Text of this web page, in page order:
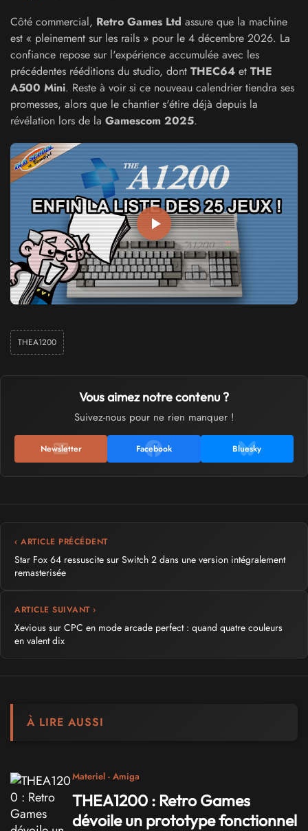
Côté commercial, Retro Games Ltd assure que la machine
est « pleinement sur les rails » pour le 4 décembre 2026. La
confiance repose sur l'expérience accumulée avec les
précédentes rééditions du studio, dont THEC64 et THE
A500 Mini. Reste à voir si ce nouveau calendrier tiendra ses
promesses, alors que le chantier s'étire déjà depuis la
révélation lors de la Gamescom 2025.
THEA1200
Vous aimez notre contenu ?
Suivez-nous pour ne rien manquer !
Newsletter Facebook Bluesky
‹ ARTICLE PRÉCÉDENT
Star Fox 64 ressuscite sur Switch 2 dans une version intégralement
remasterisée
ARTICLE SUIVANT ›
Xevious sur CPC en mode arcade perfect : quand quatre couleurs
en valent dix
À LIRE AUSSI
Materiel - Amiga
THEA1200 : Retro Games
dévoile un prototype fonctionnel